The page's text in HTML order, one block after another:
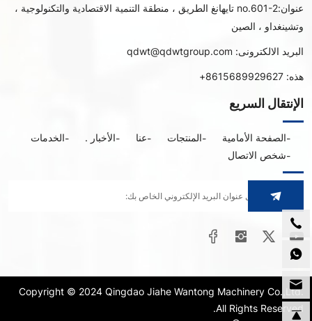
عنوان:
no.601-2 تايهانغ الطريق ، منطقة التنمية الاقتصادية والتكنولوجية ،
وتشينغداو ، الصين
البريد الالكترونى: qdwt@qdwtgroup.com
هذه: 8615689929627+
الإنتقال السريع
الصفحة الأمامية المنتجات عنا الأخبار .
الخدمات
شخص الاتصال
Copyright © 2024 Qingdao Jiahe Wantong Machinery Co.,Ltd.
All Rights Reserved.